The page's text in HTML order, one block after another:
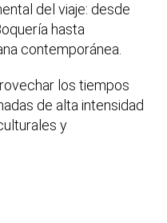
del viaje: desde
hasta
contemporánea.
los tiempos
de alta intensidad
y